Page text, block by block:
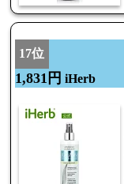
17位
1,831円 iHerb